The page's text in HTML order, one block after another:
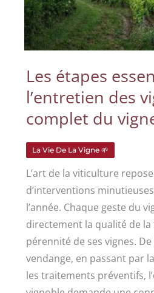
Les étapes
l’entretien des
complet du
La Vie De La Vigne 🌱
L’art de la viticulture
d’interventions
l’année. Chaque geste du
directement la qualité de
pérennité de ses vignes.
vendange, en passant par
les traitements préventifs,